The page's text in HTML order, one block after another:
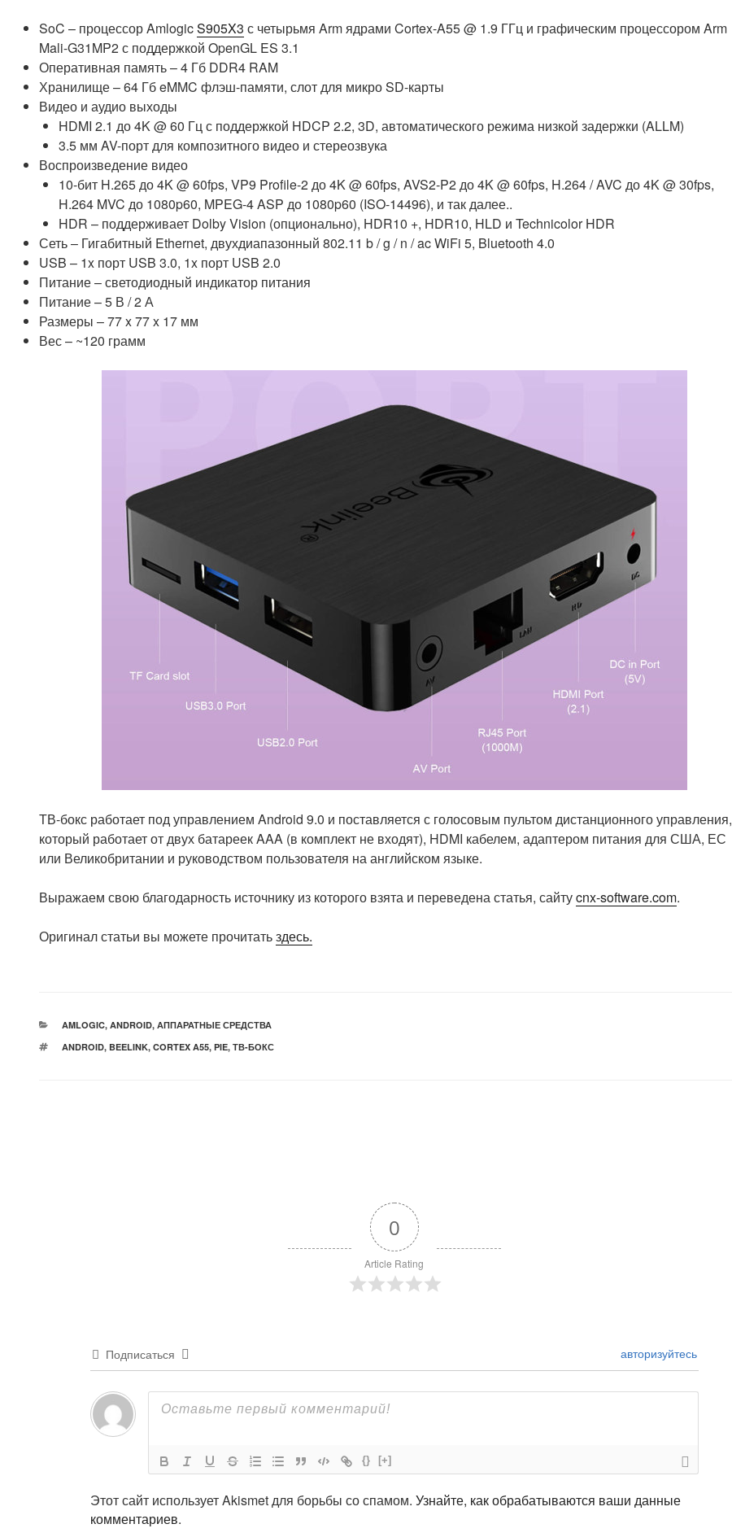
SoC – процессор AmlogicS905X3 с четырьмя Arm ядрами Cortex-A55 @ 1.9 ГГц и графическим процессором Arm
Mali-G31MP2 с поддержкой OpenGL ES 3.1
Оперативная память – 4 Гб DDR4 RAM
Хранилище – 64 Гб eMMC флэш-памяти, слот для микро SD-карты
Видео и аудио выходы
HDMI 2.1 до 4K @ 60 Гц с поддержкой HDCP 2.2, 3D, автоматического режима низкой задержки (ALLM)
3.5 мм AV-порт для композитного видео и стереозвука
Воспроизведение видео
10-бит H.265 до 4K @ 60fps, VP9 Profile-2 до 4K @ 60fps, AVS2-P2 до 4K @ 60fps, H.264 / AVC до 4K @ 30fps,
H.264 MVC до 1080p60, MPEG-4 ASP до 1080p60 (ISO-14496), и так далее..
HDR – поддерживает Dolby Vision (опционально), HDR10 +, HDR10, HLD и Technicolor HDR
Сеть – Гигабитный Ethernet, двухдиапазонный 802.11 b / g / n / ac WiFi 5, Bluetooth 4.0
USB – 1x порт USB 3.0, 1x порт USB 2.0
Питание – светодиодный индикатор питания
Питание – 5 В / 2 А
Размеры – 77 x 77 x 17 мм
Вес – ~120 грамм
ТВ-бокс работает под управлением Android 9.0 и поставляется с голосовым пультом дистанционного управления,
который работает от двух батареек AAA (в комплект не входят), HDMI кабелем, адаптером питания для США, ЕС
или Великобритании и руководством пользователя на английском языке.
Выражаем свою благодарность источнику из которого взята и переведена статья, сайтуcnx-software.com.
Оригинал статьи вы можете прочитатьздесь.
РУБРИКИ
AMLOGIC, ANDROID, АППАРАТНЫЕ СРЕДСТВА
МЕТКИ
ANDROID, BEELINK, CORTEX A55, PIE, ТВ-БОКС
0
Article Rating
Подписаться авторизуйтесь
{} [+]
Этот сайт использует Akismet для борьбы со спамом. Узнайте, как обрабатываются ваши данные
комментариев.